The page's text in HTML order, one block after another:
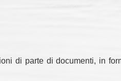
di parte di documenti, in